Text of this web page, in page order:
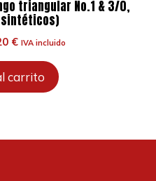
triangular No.1 & 3/0,
sintéticos)
€El
actual
es:
IVA incluido
carrito